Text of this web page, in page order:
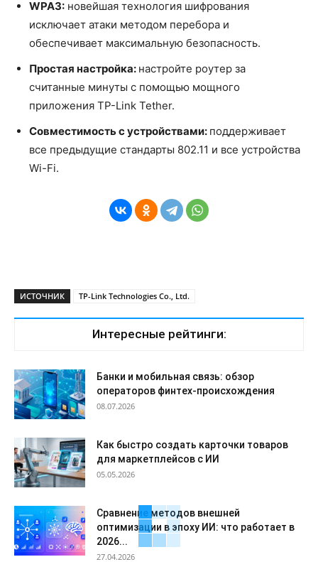
WPA3: новейшая технология шифрования
исключает атаки методом перебора и
обеспечивает максимальную безопасность.
Простая настройка: настройте роутер за
считанные минуты с помощью мощного
приложения TP-Link Tether.
Совместимость с устройствами: поддерживает
все предыдущие стандарты 802.11 и все устройства
Wi-Fi.
ИСТОЧНИК TP-Link Technologies Co., Ltd.
Интересные рейтинги:
Банки и мобильная связь: обзор
операторов финтех-происхождения
08.07.2026
Как быстро создать карточки товаров
для маркетплейсов с ИИ
05.05.2026
Сравнение методов внешней
оптимизации в эпоху ИИ: что работает в
2026...
27.04.2026